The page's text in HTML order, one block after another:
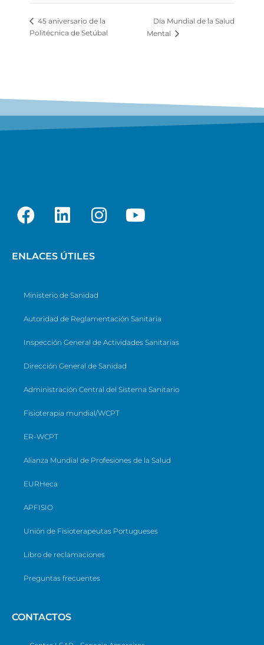
45 aniversario de la
Politécnica de Setúbal
Día Mundial de la Salud
Mental
ENLACES ÚTILES
Ministerio de Sanidad
Autoridad de Reglamentación Sanitaria
Inspección General de Actividades Sanitarias
Dirección General de Sanidad
Administración Central del Sistema Sanitario
Fisioterapia mundial/WCPT
ER-WCPT
Alianza Mundial de Profesiones de la Salud
EURHeca
APFISIO
Unión de Fisioterapeutas Portugueses
Libro de reclamaciones
Preguntas frecuentes
CONTACTOS